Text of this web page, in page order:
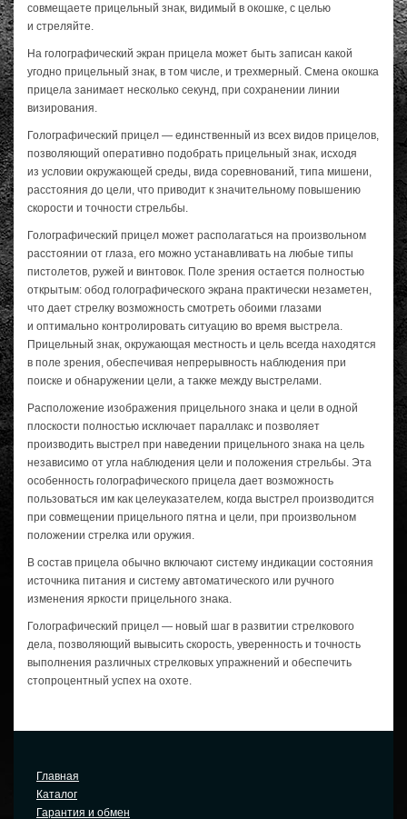
совмещаете прицельный знак, видимый в окошке, с целью
и стреляйте.
На голографический экран прицела может быть записан какой
угодно прицельный знак, в том числе, и трехмерный. Смена окошка
прицела занимает несколько секунд, при сохранении линии
визирования.
Голографический прицел — единственный из всех видов прицелов,
позволяющий оперативно подобрать прицельный знак, исходя
из условии окружающей среды, вида соревнований, типа мишени,
расстояния до цели, что приводит к значительному повышению
скорости и точности стрельбы.
Голографический прицел может располагаться на произвольном
расстоянии от глаза, его можно устанавливать на любые типы
пистолетов, ружей и винтовок. Поле зрения остается полностью
открытым: обод голографического экрана практически незаметен,
что дает стрелку возможность смотреть обоими глазами
и оптимально контролировать ситуацию во время выстрела.
Прицельный знак, окружающая местность и цель всегда находятся
в поле зрения, обеспечивая непрерывность наблюдения при
поиске и обнаружении цели, а также между выстрелами.
Расположение изображения прицельного знака и цели в одной
плоскости полностью исключает параллакс и позволяет
производить выстрел при наведении прицельного знака на цель
независимо от угла наблюдения цели и положения стрельбы. Эта
особенность голографического прицела дает возможность
пользоваться им как целеуказателем, когда выстрел производится
при совмещении прицельного пятна и цели, при произвольном
положении стрелка или оружия.
В состав прицела обычно включают систему индикации состояния
источника питания и систему автоматического или ручного
изменения яркости прицельного знака.
Голографический прицел — новый шаг в развитии стрелкового
дела, позволяющий вывысить скорость, уверенность и точность
выполнения различных стрелковых упражнений и обеспечить
стопроцентный успех на охоте.
Главная
Каталог
Гарантия и обмен